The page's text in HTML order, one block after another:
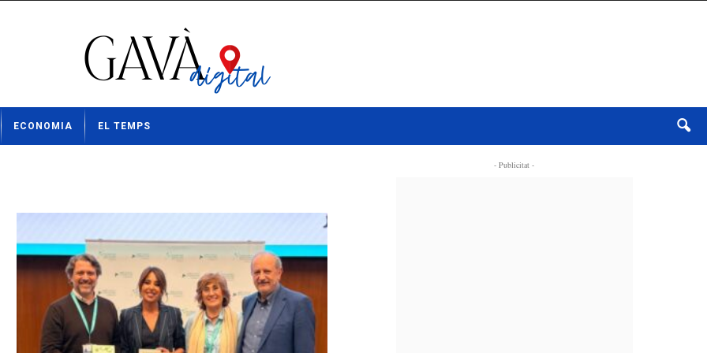
ECONOMIA EL TEMPS
- Publicitat -